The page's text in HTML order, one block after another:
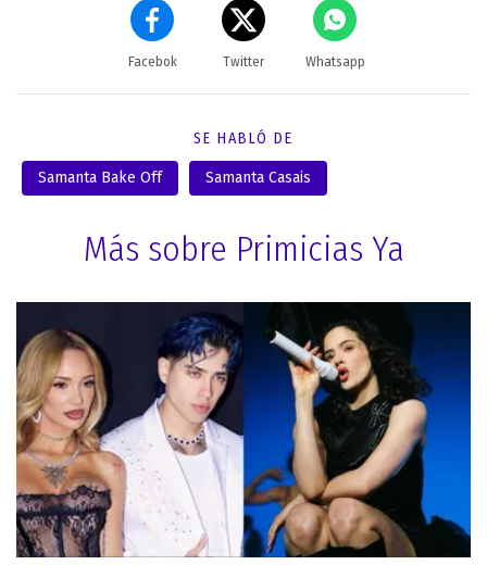
Facebok Twitter Whatsapp
SE HABLÓ DE
Samanta Bake Off Samanta Casais
Más sobre Primicias Ya